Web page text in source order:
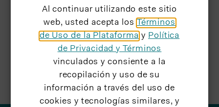
Al continuar utilizando este sitio
web, usted acepta los
Términos
de Uso de la Plataforma y Política
de Privacidad y Términos
vinculados y consiente a la
recopilación y uso de su
información a través del uso de
cookies y tecnologías similares, y